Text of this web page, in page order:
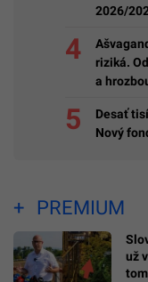
2026/
riziká.
a
Desať
Nový
PREMIUM
už